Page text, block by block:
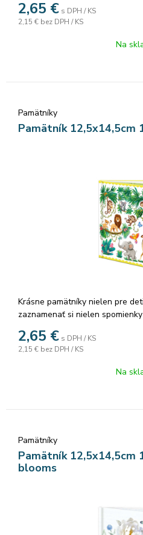
si s pamätníkom sadnúť za
dať priestor svojej fantázii.
Pamätník obsahuje 48 listov a
2,65 € s DPH / KS
2,15 € bez DPH / KS
Na
Pamätníky
Pamätník 12,5x14,5cm
Krásne pamätníky nielen pre
zaznamenať si nielen
aj z výletov. Ak radi kreslíte,
za stôl, do prírody alebo do
fantázii. Menšie deti, nie školou
obsahuje 48 listov a textilnú
2,65 € s DPH / KS
2,15 € bez DPH / KS
Na
Pamätníky
Pamätník 12,5x14,5cm
blooms